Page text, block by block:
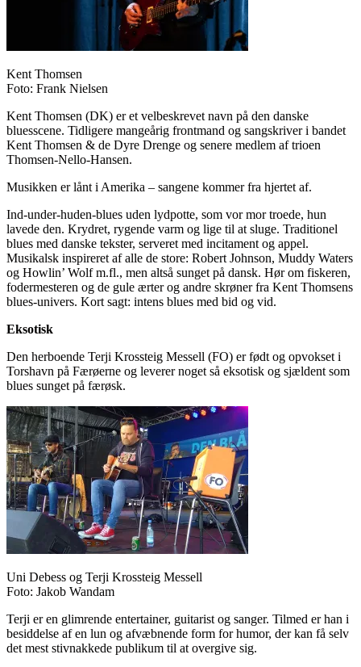
Kent Thomsen
Foto: Frank Nielsen
Kent Thomsen (DK) er et velbeskrevet navn på den danske
bluesscene. Tidligere mangeårig frontmand og sangskriver i bandet
Kent Thomsen & de Dyre Drenge og senere medlem af trioen
Thomsen-Nello-Hansen.
Musikken er lånt i Amerika – sangene kommer fra hjertet af.
Ind-under-huden-blues uden lydpotte, som vor mor troede, hun
lavede den. Krydret, rygende varm og lige til at sluge. Traditionel
blues med danske tekster, serveret med incitament og appel.
Musikalsk inspireret af alle de store: Robert Johnson, Muddy Waters
og Howlin’ Wolf m.fl., men altså sunget på dansk. Hør om fiskeren,
fodermesteren og de gule ærter og andre skrøner fra Kent Thomsens
blues-univers. Kort sagt: intens blues med bid og vid.
Eksotisk
Den herboende Terji Krossteig Messell (FO) er født og opvokset i
Torshavn på Færøerne og leverer noget så eksotisk og sjældent som
blues sunget på færøsk.
Uni Debess og Terji Krossteig Messell
Foto: Jakob Wandam
Terji er en glimrende entertainer, guitarist og sanger. Tilmed er han i
besiddelse af en lun og afvæbnende form for humor, der kan få selv
det mest stivnakkede publikum til at overgive sig.